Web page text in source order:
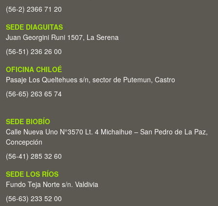
(56-2) 2366 71 20
SEDE DIAGUITAS
Juan Georgini Runi 1507, La Serena
(56-51) 236 26 00
OFICINA CHILOÉ
Pasaje Los Queltehues s/n, sector de Putemun, Castro
(56-65) 263 65 74
SEDE BIOBÍO
Calle Nueva Uno N°3570 Lt. 4 Michaihue – San Pedro de La Paz,
Concepción
(56-41) 285 32 60
SEDE LOS RÍOS
Fundo Teja Norte s/n. Valdivia
(56-63) 233 52 00